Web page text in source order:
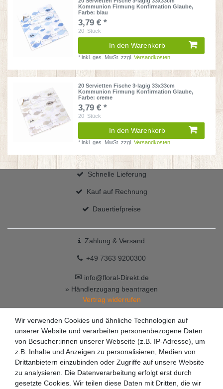
Kommunion Firmung Konfirmation Glaube,
Farbe: blau
3,79 € *
20 Stück
In den Warenkorb
*inkl. ges. MwSt. zzgl.Versandkosten
20 Servietten Fische 3-lagig 33x33cm
Kommunion Firmung Konfirmation Glaube,
Farbe: creme
3,79 € *
20 Stück
In den Warenkorb
*inkl. ges. MwSt. zzgl.Versandkosten
Schnelle Lieferung
Kauf auf Rechnung
Dauertiefpreise
Zahlung & Versand
+49 7363 9200300
✉ info@floral-Direkt.de
» Händlerzugang beantragen
Vertrag widerrufen
Wir verwenden Cookies und ähnliche Technologien auf
unserer Website und verarbeiten personenbezogene Daten
von Besucher:innen unserer Webseite (z.B. IP-Adresse), um
z.B. Inhalte und Anzeigen zu personalisieren, Medien von
Drittanbietern einzubinden oder Zugriffe auf unsere Website
zu analysieren. Die Datenverarbeitung erfolgt erst durch
gesetzte Cookies. Wir teilen diese Daten mit Dritten, die wir